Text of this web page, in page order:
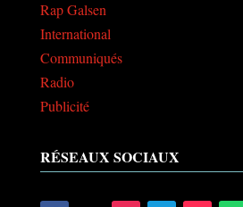
Rap Galsen
International
Communiqués
Radio
Publicité
RÉSEAUX SOCIAUX